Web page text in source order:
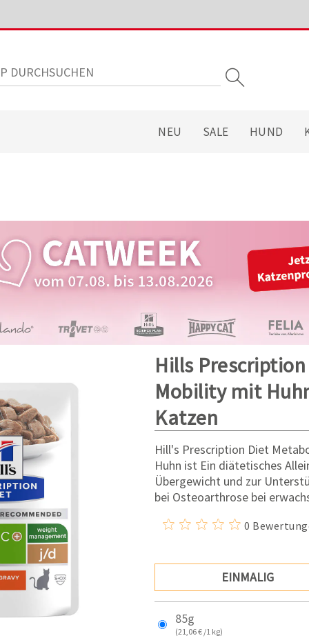
NEU SALE HUND
Hills
Mobility mit
Katzen
Hill's Prescription Diet
Huhn ist Ein diätetisches
Übergewicht und zur
bei Osteoarthrose bei
0
EINMALIG
85g
(21,06 € /1 kg)